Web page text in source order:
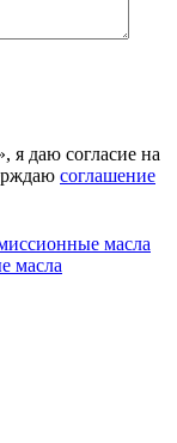
я даю согласие на
соглашение
масла
масла